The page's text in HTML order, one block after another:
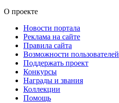
О проекте
Новости портала
Реклама на сайте
Правила сайта
Возможности пользователей
Поддержать проект
Конкурсы
Награды и звания
Коллекции
Помощь